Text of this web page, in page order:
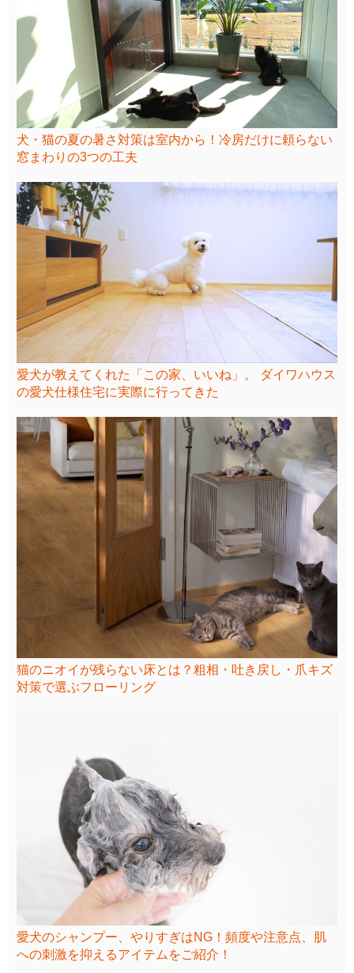
犬・猫の夏の暑さ対策は室内から！冷房だけに頼らない
窓まわりの3つの工夫
愛犬が教えてくれた「この家、いいね」。 ダイワハウス
の愛犬仕様住宅に実際に行ってきた
猫のニオイが残らない床とは？粗相・吐き戻し・爪キズ
対策で選ぶフローリング
愛犬のシャンプー、やりすぎはNG！頻度や注意点、肌
への刺激を抑えるアイテムをご紹介！